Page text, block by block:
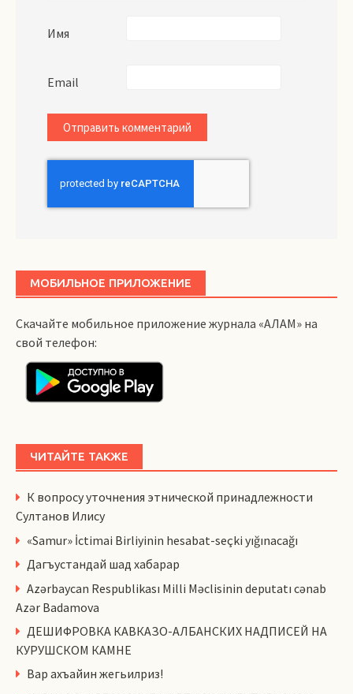
Имя
Email
МОБИЛЬНОЕ ПРИЛОЖЕНИЕ
Скачайте мобильное приложение журнала «АЛАМ» на
свой телефон:
ЧИТАЙТЕ ТАКЖЕ
К вопросу уточнения этнической принадлежности
Султанов Илису
«Samur» İctimai Birliyinin hesabat-seçki yığınacağı
Дагъустандай шад хабарар
Azərbaycan Respublikası Milli Məclisinin deputatı cənab
Azər Badamova
ДЕШИФРОВКА КАВКАЗО-АЛБАНСКИХ НАДПИСЕЙ НА
КУРУШСКОМ КАМНЕ
Вар ахъайин жегьилриз!